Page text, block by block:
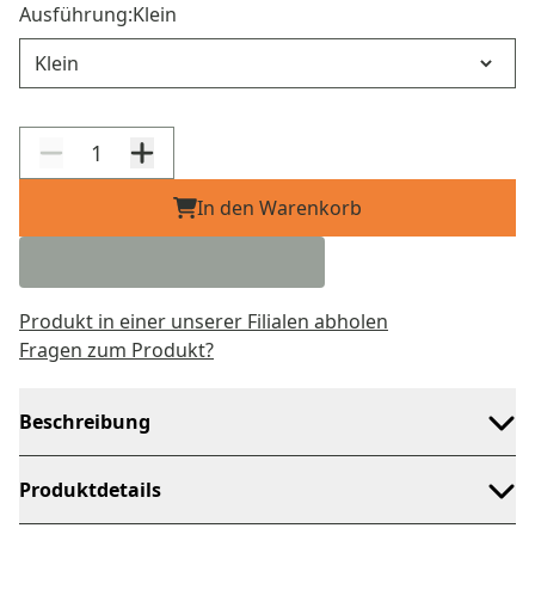
Ausführung:Klein
In den Warenkorb
Produkt in einer unserer Filialen abholen
Fragen zum Produkt?
Beschreibung
Produktdetails